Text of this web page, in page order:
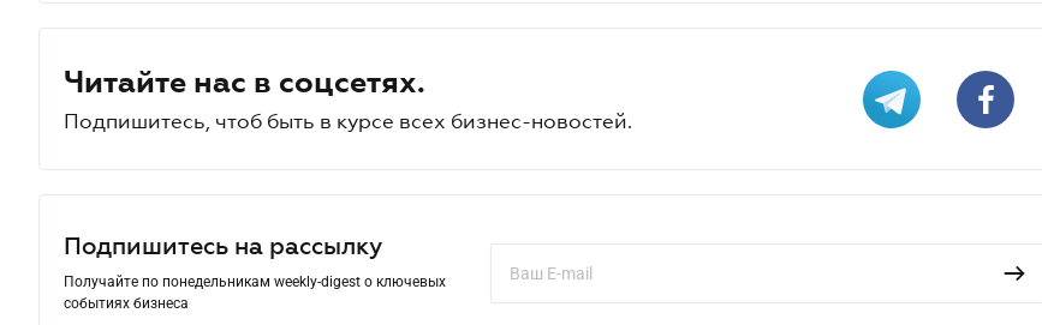
Читайте нас в соцсетях.
Подпишитесь, чтоб быть в курсе всех бизнес-новостей.
Подпишитесь на рассылку
Получайте по понедельникам weekly-digest о ключевых
событиях бизнеса